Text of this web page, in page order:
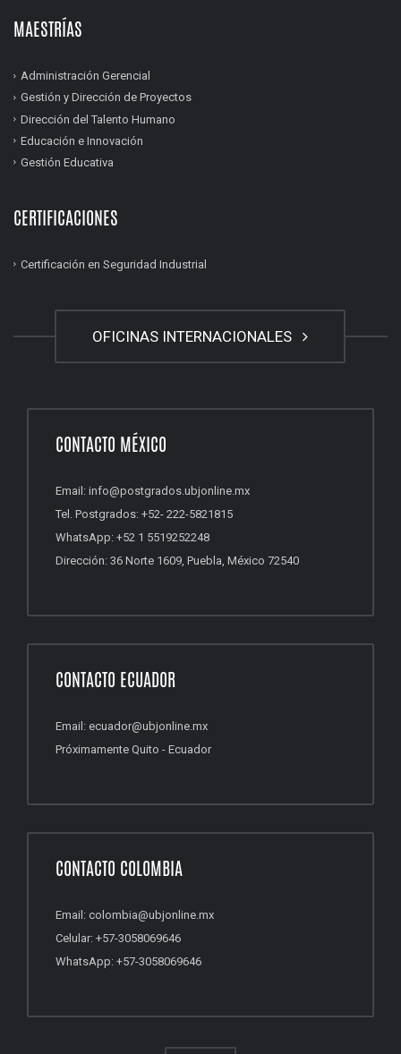
MAESTRÍAS
Administración Gerencial
Gestión y Dirección de Proyectos
Dirección del Talento Humano
Educación e Innovación
Gestión Educativa
CERTIFICACIONES
Certificación en Seguridad Industrial
OFICINAS INTERNACIONALES
CONTACTO MÉXICO
Email: info@postgrados.ubjonline.mx
Tel. Postgrados: +52- 222-5821815
WhatsApp: +52 1 5519252248
Dirección: 36 Norte 1609, Puebla, México 72540
CONTACTO ECUADOR
Email: ecuador@ubjonline.mx
Próximamente Quito - Ecuador
CONTACTO COLOMBIA
Email: colombia@ubjonline.mx
Celular: +57-3058069646
WhatsApp: +57-3058069646